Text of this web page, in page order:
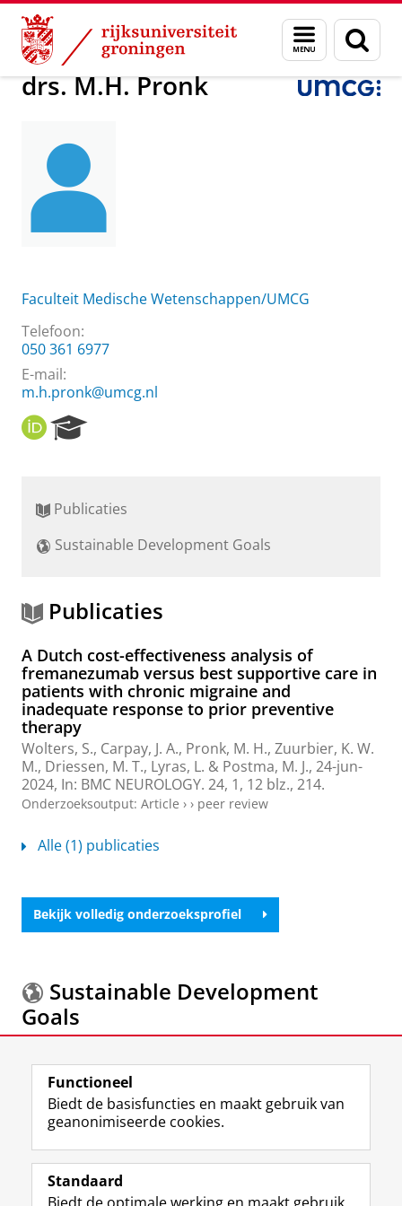
Skip
Content
Skip
Navigation
Menu
en
zoeken
Over ons drs. M.H. Pronk
drs. M.H. Pronk
Faculteit Medische Wetenschappen/UMCG
Telefoon:
050 361 6977
E-mail:
m.h.pronk@umcg.nl
O
R
r
h
r
t
l
Publicaties
Sustainable Development Goals
Publicaties
A Dutch cost-effectiveness analysis of
fremanezumab versus best supportive care in
patients with chronic migraine and
inadequate response to prior preventive
therapy
Wolters, S., Carpay, J. A., Pronk, M. H., Zuurbier, K. W.
M., Driessen, M. T., Lyras, L. & Postma, M. J., 24-jun-
2024, In: BMC NEUROLOGY. 24, 1, 12 blz., 214.
Onderzoeksoutput: Article › › peer review
Alle (1) publicaties
Bekijk volledig onderzoeksprofiel
Sustainable Development
Goals
Meer informatie over deSustainable Development
Goals.
Volg de RUG
F
a
L
i
R
S
I
n
Y
o
Functioneel
Biedt de basisfuncties en maakt gebruik van
geanonimiseerde cookies.
Standaard